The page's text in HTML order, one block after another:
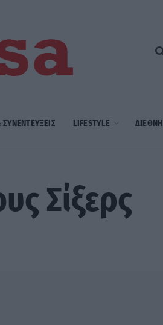
LIFESTYLE ΔΙΕΘΝΗ
Σίξερς